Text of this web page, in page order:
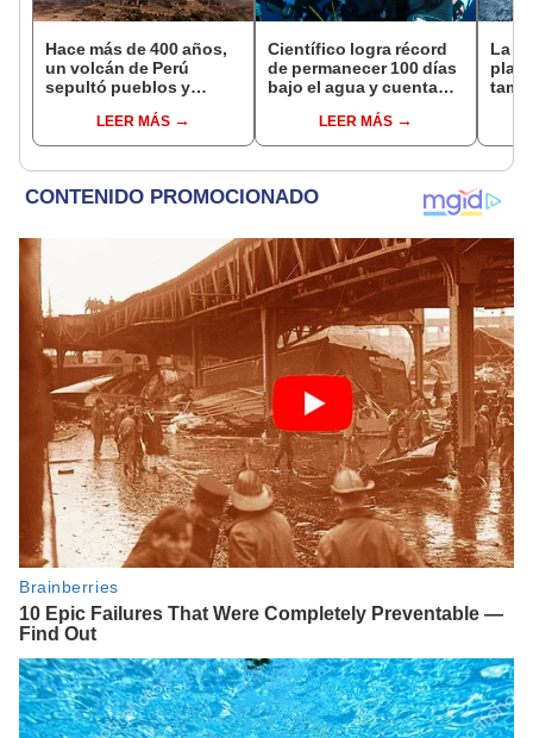
Hace más de 400 años,
un volcán de Perú
sepultó pueblos y
veranos más fríos de la
historia: sigue bajo
LEER MÁS
Científico logra récord
de permanecer 100 días
bajo el agua y cuenta
LEER MÁS
La